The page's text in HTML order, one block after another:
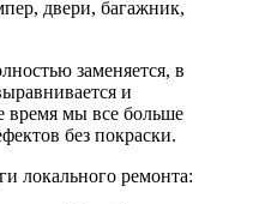
двери, багажник,
заменяется, в
и
время мы все больше
без покраски.
локального ремонта: